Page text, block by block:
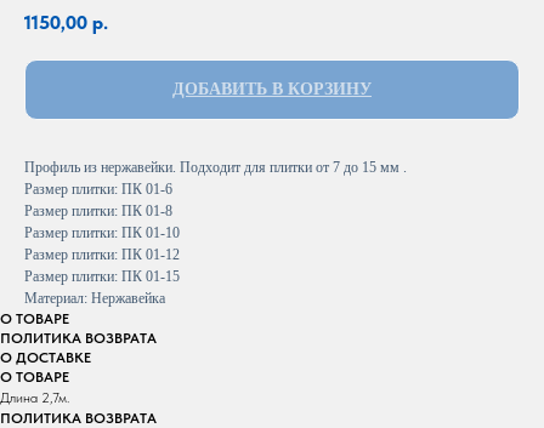
1150,00 р.
ДОБАВИТЬ В КОРЗИНУ
Профиль из нержавейки. Подходит для плитки от 7 до 15 мм .
Размер плитки: ПК 01-6
Размер плитки: ПК 01-8
Размер плитки: ПК 01-10
Размер плитки: ПК 01-12
Размер плитки: ПК 01-15
Материал: Нержавейка
О ТОВАРЕ
ПОЛИТИКА ВОЗВРАТА
О ДОСТАВКЕ
О ТОВАРЕ
Длина 2,7м.
ПОЛИТИКА ВОЗВРАТА